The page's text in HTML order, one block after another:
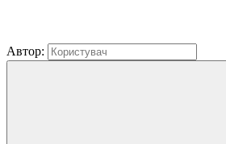
Автор: